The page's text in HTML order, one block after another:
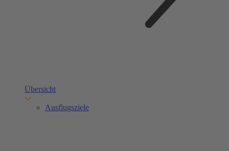
Übersicht
Ausflugsziele